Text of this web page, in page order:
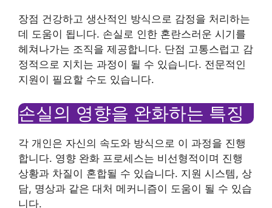
장점 건강하고 생산적인 방식으로 감정을 처리하는
데 도움이 됩니다. 손실로 인한 혼란스러운 시기를
헤쳐나가는 조직을 제공합니다. 단점 고통스럽고 감
정적으로 지치는 과정이 될 수 있습니다. 전문적인
지원이 필요할 수도 있습니다.
손실의 영향을 완화하는 특징
각 개인은 자신의 속도와 방식으로 이 과정을 진행
합니다. 영향 완화 프로세스는 비선형적이며 진행
상황과 차질이 혼합될 수 있습니다. 지원 시스템, 상
담, 명상과 같은 대처 메커니즘이 도움이 될 수 있습
니다.